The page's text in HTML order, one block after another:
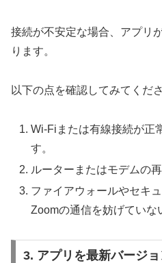
接続が不安定な場合、アプリ
ります。
以下の点を確認してみてくださ
Wi-Fiまたは有線接続が正
す。
ルーターまたはモデムの
ファイアウォールやセキ
Zoomの通信を妨げていな
3. アプリを最新バージ